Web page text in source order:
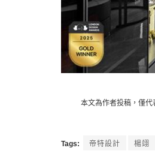
本文為作者投稿，僅
Tags: 帝特設計 楊翊